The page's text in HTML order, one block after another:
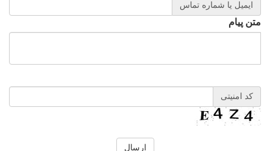
ایمیل یا شماره تماس
متن پیام
کد امنیتی